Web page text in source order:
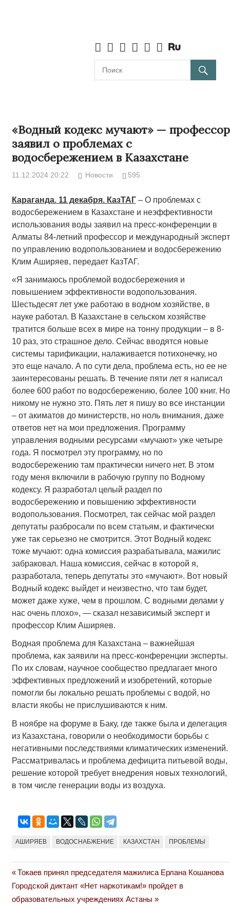
«Водный кодекс мучают» — профессор
заявил о проблемах с
водосбережением в Казахстане
11.12.2024 20:22 Новости 595
Караганда. 11 декабря. КазТАГ– О проблемах с
водосбережением в Казахстане и неэффективности
использования воды заявил на пресс-конференции в
Алматы 84-летний профессор и международный эксперт
по управлению водопользованием и водосбережению
Клим Аширяев, передает КазТАГ.
«Я занимаюсь проблемой водосбережения и
повышением эффективности водопользования.
Шестьдесят лет уже работаю в водном хозяйстве, в
науке работал. В Казахстане в сельском хозяйстве
тратится больше всех в мире на тонну продукции – в 8-
10 раз, это страшное дело. Сейчас вводятся новые
системы тарификации, налаживается потихонечку, но
это еще начало. А по сути дела, проблема есть, но ее не
заинтересованы решать. В течение пяти лет я написал
более 600 работ по водосбережению, более 100 книг. Но
никому не нужно это. Пять лет я пишу во все инстанции
– от акиматов до министерств, но ноль внимания, даже
ответов нет на мои предложения. Программу
управления водными ресурсами «мучают» уже четыре
года. Я посмотрел эту программу, но по
водосбережению там практически ничего нет. В этом
году меня включили в рабочую группу по Водному
кодексу. Я разработал целый раздел по
водосбережению и повышению эффективности
водопользования. Посмотрел, так сейчас мой раздел
депутаты разбросали по всем статьям, и фактически
уже так серьезно не смотрится. Этот Водный кодекс
тоже мучают: одна комиссия разрабатывала, мажилис
забраковал. Наша комиссия, сейчас в которой я,
разработала, теперь депутаты это «мучают». Вот новый
Водный кодекс выйдет и неизвестно, что там будет,
может даже хуже, чем в прошлом. С водными делами у
нас очень плохо», — сказал независимый эксперт и
профессор Клим Аширяев.
Водная проблема для Казахстана – важнейшая
проблема, как заявили на пресс-конференции эксперты.
По их словам, научное сообщество предлагает много
эффективных предложений и изобретений, которые
помогли бы локально решать проблемы с водой, но
власти якобы не прислушиваются к ним.
В ноябре на форуме в Баку, где также была и делегация
из Казахстана, говорили о необходимости борьбы с
негативными последствиями климатических изменений.
Рассматривалась и проблема дефицита питьевой воды,
решение которой требует внедрения новых технологий,
в том числе генерации воды из воздуха.
АШИРЯЕВ ВОДОСНАБЖЕНИЕ КАЗАХСТАН ПРОБЛЕМЫ
Навигация
по
Previous
Post:
Токаев принял председателя мажилиса Ерлана Кошанова
Next
Post:
Городской диктант «Нет наркотикам!» пройдет в
образовательных учреждениях Астаны